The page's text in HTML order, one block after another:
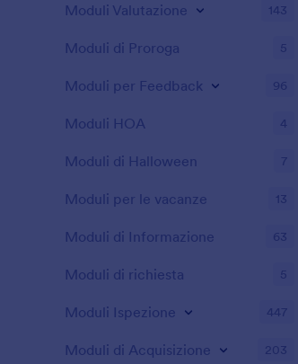
Moduli Valutazione 143
Moduli di Proroga 5
Moduli per Feedback 96
Moduli HOA 4
Moduli di Halloween 7
Moduli per le vacanze 13
Moduli di Informazione 63
Moduli di richiesta 5
Moduli Ispezione 447
Moduli di Acquisizione 203